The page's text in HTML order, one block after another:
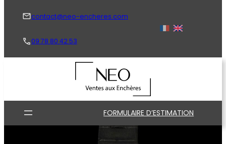
contact@neo-encheres.com
09 78 80 42 53
FORMULAIRE D’ESTIMATION